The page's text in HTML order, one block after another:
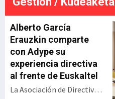
Alberto García
Erauzkin comparte
con Adype su
experiencia directiva
al frente de Euskaltel
La Asociación de Directivos